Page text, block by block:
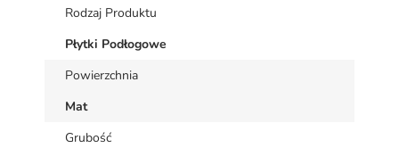
Rodzaj Produktu
Płytki Podłogowe
Powierzchnia
Mat
Grubość